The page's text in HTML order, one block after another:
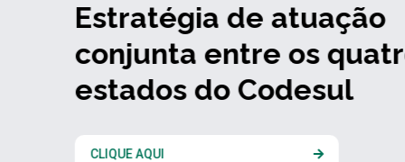
Estratégia de atuação
conjunta entre os quatro
estados do Codesul
CLIQUE AQUI